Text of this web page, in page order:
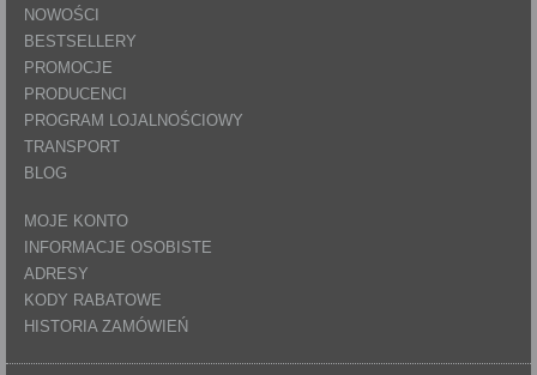
NOWOŚCI
BESTSELLERY
PROMOCJE
PRODUCENCI
PROGRAM LOJALNOŚCIOWY
TRANSPORT
BLOG
MOJE KONTO
INFORMACJE OSOBISTE
ADRESY
KODY RABATOWE
HISTORIA ZAMÓWIEŃ